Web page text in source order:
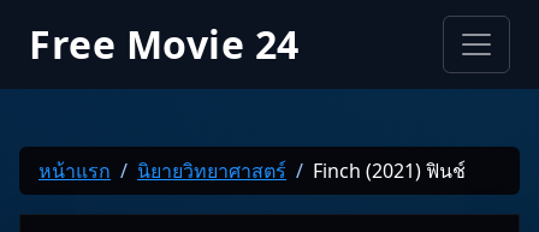
Free Movie 24
หน้าแรก นิยายวิทยาศาสตร์ Finch (2021) ฟินช์